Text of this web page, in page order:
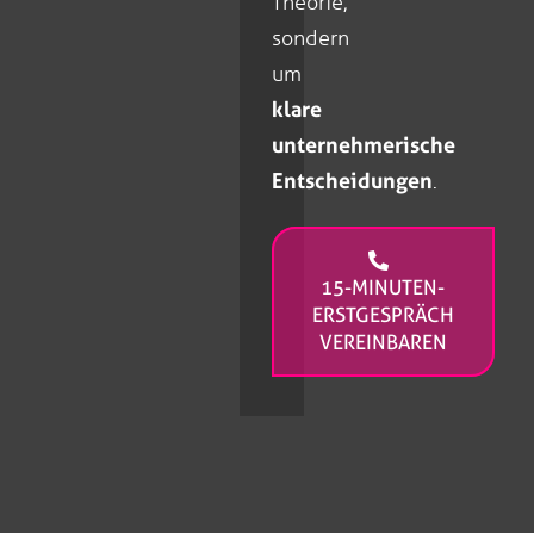
sondern
um
klare
unternehmerische
Entscheidungen.
15-MINUTEN-
ERSTGESPRÄCH
VEREINBAREN